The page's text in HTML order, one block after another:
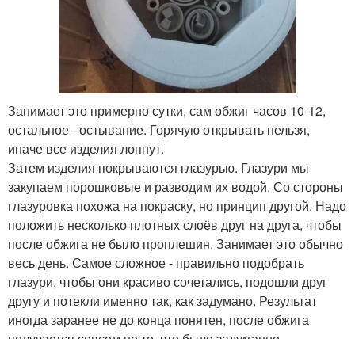
Занимает это примерно сутки, сам обжиг часов 10-12,
остальное - остывание. Горячую открывать нельзя,
иначе все изделия лопнут.
Затем изделия покрываются глазурью. Глазури мы
закупаем порошковые и разводим их водой. Со стороны
глазуровка похожа на покраску, но принцип другой. Надо
положить несколько плотных слоёв друг на друга, чтобы
после обжига не было проплешин. Занимает это обычно
весь день. Самое сложное - правильно подобрать
глазури, чтобы они красиво сочетались, подошли друг
другу и потекли именно так, как задумано. Результат
иногда заранее не до конца понятен, после обжига